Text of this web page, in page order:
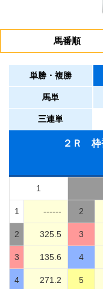
馬番順
単勝・複勝
馬単
三連単
２Ｒ
1
1 ------ 2
2 325.5 3
3 135.6 4
4 271.2 5